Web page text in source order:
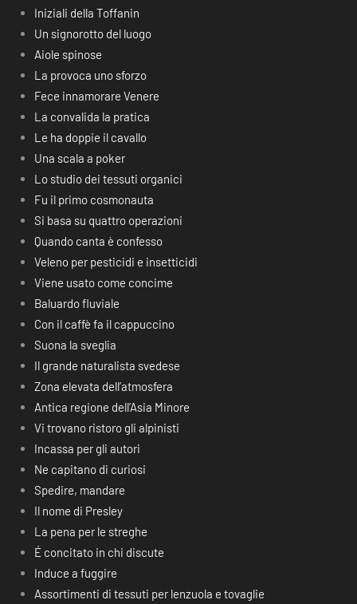
Iniziali della Toffanin
Un signorotto del luogo
Aiole spinose
La provoca uno sforzo
Fece innamorare Venere
La convalida la pratica
Le ha doppie il cavallo
Una scala a poker
Lo studio dei tessuti organici
Fu il primo cosmonauta
Si basa su quattro operazioni
Quando canta è confesso
Veleno per pesticidi e insetticidi
Viene usato come concime
Baluardo fluviale
Con il caffè fa il cappuccino
Suona la sveglia
Il grande naturalista svedese
Zona elevata dell’atmosfera
Antica regione dell’Asia Minore
Vi trovano ristoro gli alpinisti
Incassa per gli autori
Ne capitano di curiosi
Spedire, mandare
Il nome di Presley
La pena per le streghe
É concitato in chi discute
Induce a fuggire
Assortimenti di tessuti per lenzuola e tovaglie